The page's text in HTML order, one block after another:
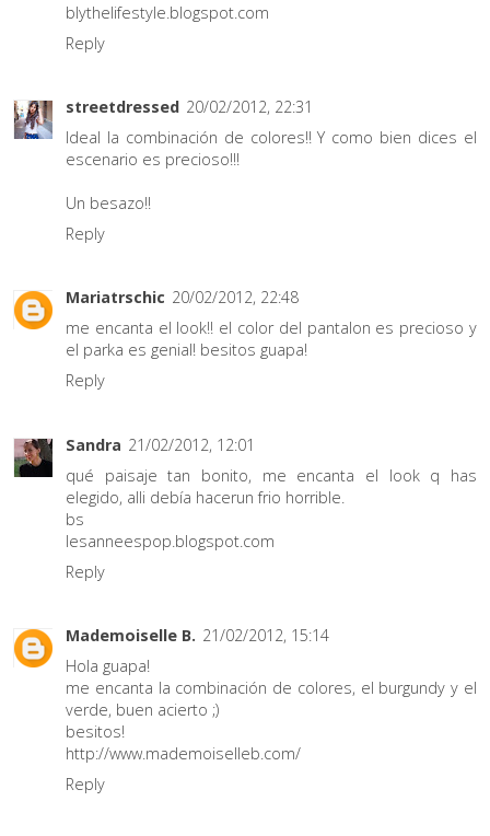
blythelifestyle.blogspot.com
Reply
streetdressed 20/02/2012, 22:31
Ideal la combinación de colores!! Y como bien dices el
escenario es precioso!!!
Un besazo!!
Reply
Mariatrschic 20/02/2012, 22:48
me encanta el look!! el color del pantalon es precioso y
el parka es genial! besitos guapa!
Reply
Sandra 21/02/2012, 12:01
qué paisaje tan bonito, me encanta el look q has
elegido, alli debía hacerun frio horrible.
bs
lesanneespop.blogspot.com
Reply
Mademoiselle B. 21/02/2012, 15:14
Hola guapa!
me encanta la combinación de colores, el burgundy y el
verde, buen acierto ;)
besitos!
http://www.mademoiselleb.com/
Reply